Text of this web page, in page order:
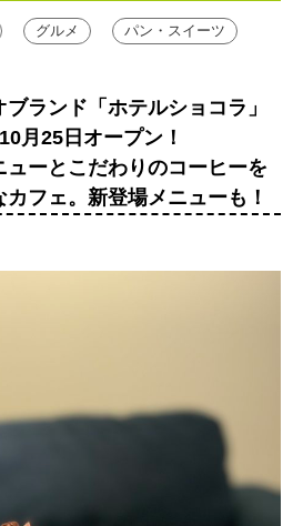
グルメ
パン・スイーツ
ランド「ホテルショコラ」
月25日オープン！
ューとこだわりのコーヒーを
フェ。新登場メニューも！